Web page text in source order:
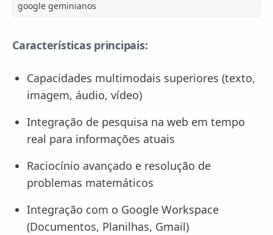
google geminianos
Características principais:
Capacidades multimodais superiores (texto,
imagem, áudio, vídeo)
Integração de pesquisa na web em tempo
real para informações atuais
Raciocínio avançado e resolução de
problemas matemáticos
Integração com o Google Workspace
(Documentos, Planilhas, Gmail)